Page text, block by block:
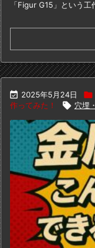
「Figur G15」という工
 2025年5月24日 
作ってみた！
 穴埋